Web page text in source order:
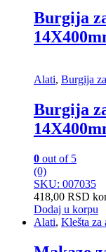
Burgija
Alati, Burgija
Burgija
0 out of 5
(0)
SKU: 007035
418,00 RSD
Dodaj u korpu
Alati, Klešta za